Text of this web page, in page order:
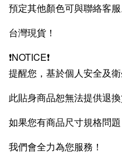
預定其他顏色可與聯絡客服
台灣現貨！
❗NOTICE❗
提醒您，基於個人安全及
此貼身商品恕無法提供退
如果您有商品尺寸規格問
我們會全力為您服務！